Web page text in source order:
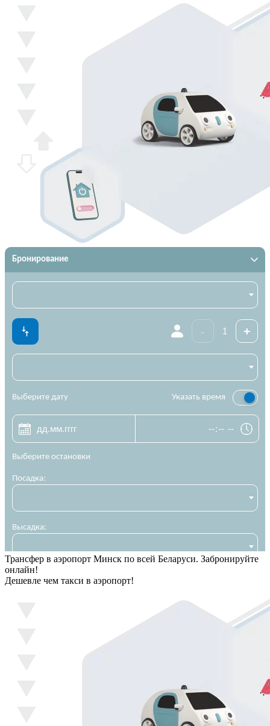
Трансфер в аэропорт Минск по всей Беларуси. Забронируйте
онлайн!
Дешевле чем такси в аэропорт!